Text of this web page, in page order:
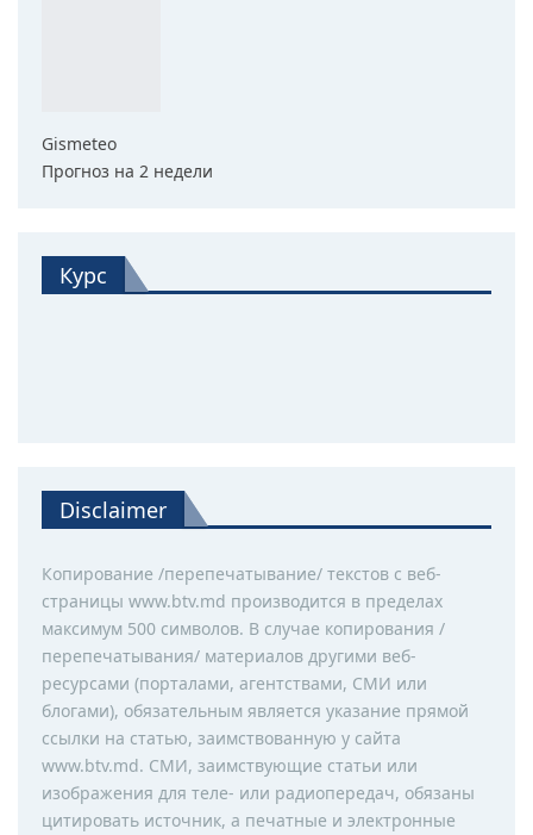
Gismeteo
Прогноз на 2 недели
Курс
Disclaimer
Копирование /перепечатывание/ текстов с веб-
страницы www.btv.md производится в пределах
максимум 500 символов. В случае копирования /
перепечатывания/ материалов другими веб-
ресурсами (порталами, агентствами, СМИ или
блогами), обязательным является указание прямой
ссылки на статью, заимствованную у сайта
www.btv.md. СМИ, заимствующие статьи или
изображения для теле- или радиопередач, обязаны
цитировать источник, а печатные и электронные